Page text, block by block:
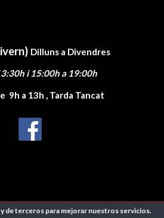
Dilluns a Divendres
i 15:00h a 19:00h
9h a 13h , Tarda Tancat
de terceros para mejorar nuestros servicios.